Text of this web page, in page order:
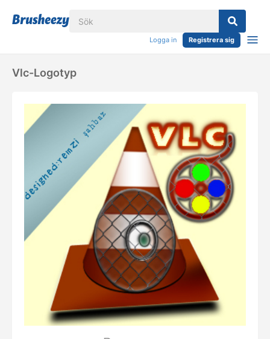
Logga in Registrera sig
Vlc-Logotyp